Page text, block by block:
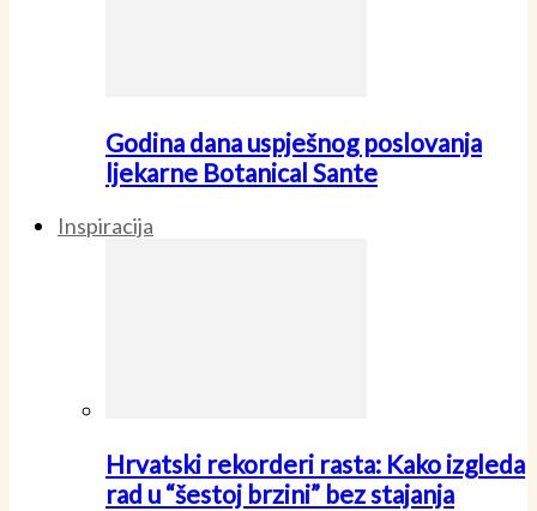
Godina dana uspješnog poslovanja
ljekarne Botanical Sante
Inspiracija
Hrvatski rekorderi rasta: Kako izgleda
rad u “šestoj brzini” bez stajanja